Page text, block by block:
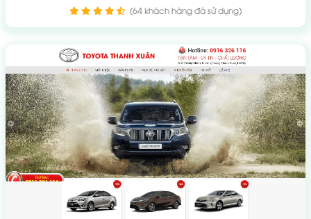
(64 khách hàng đã sử dụng)